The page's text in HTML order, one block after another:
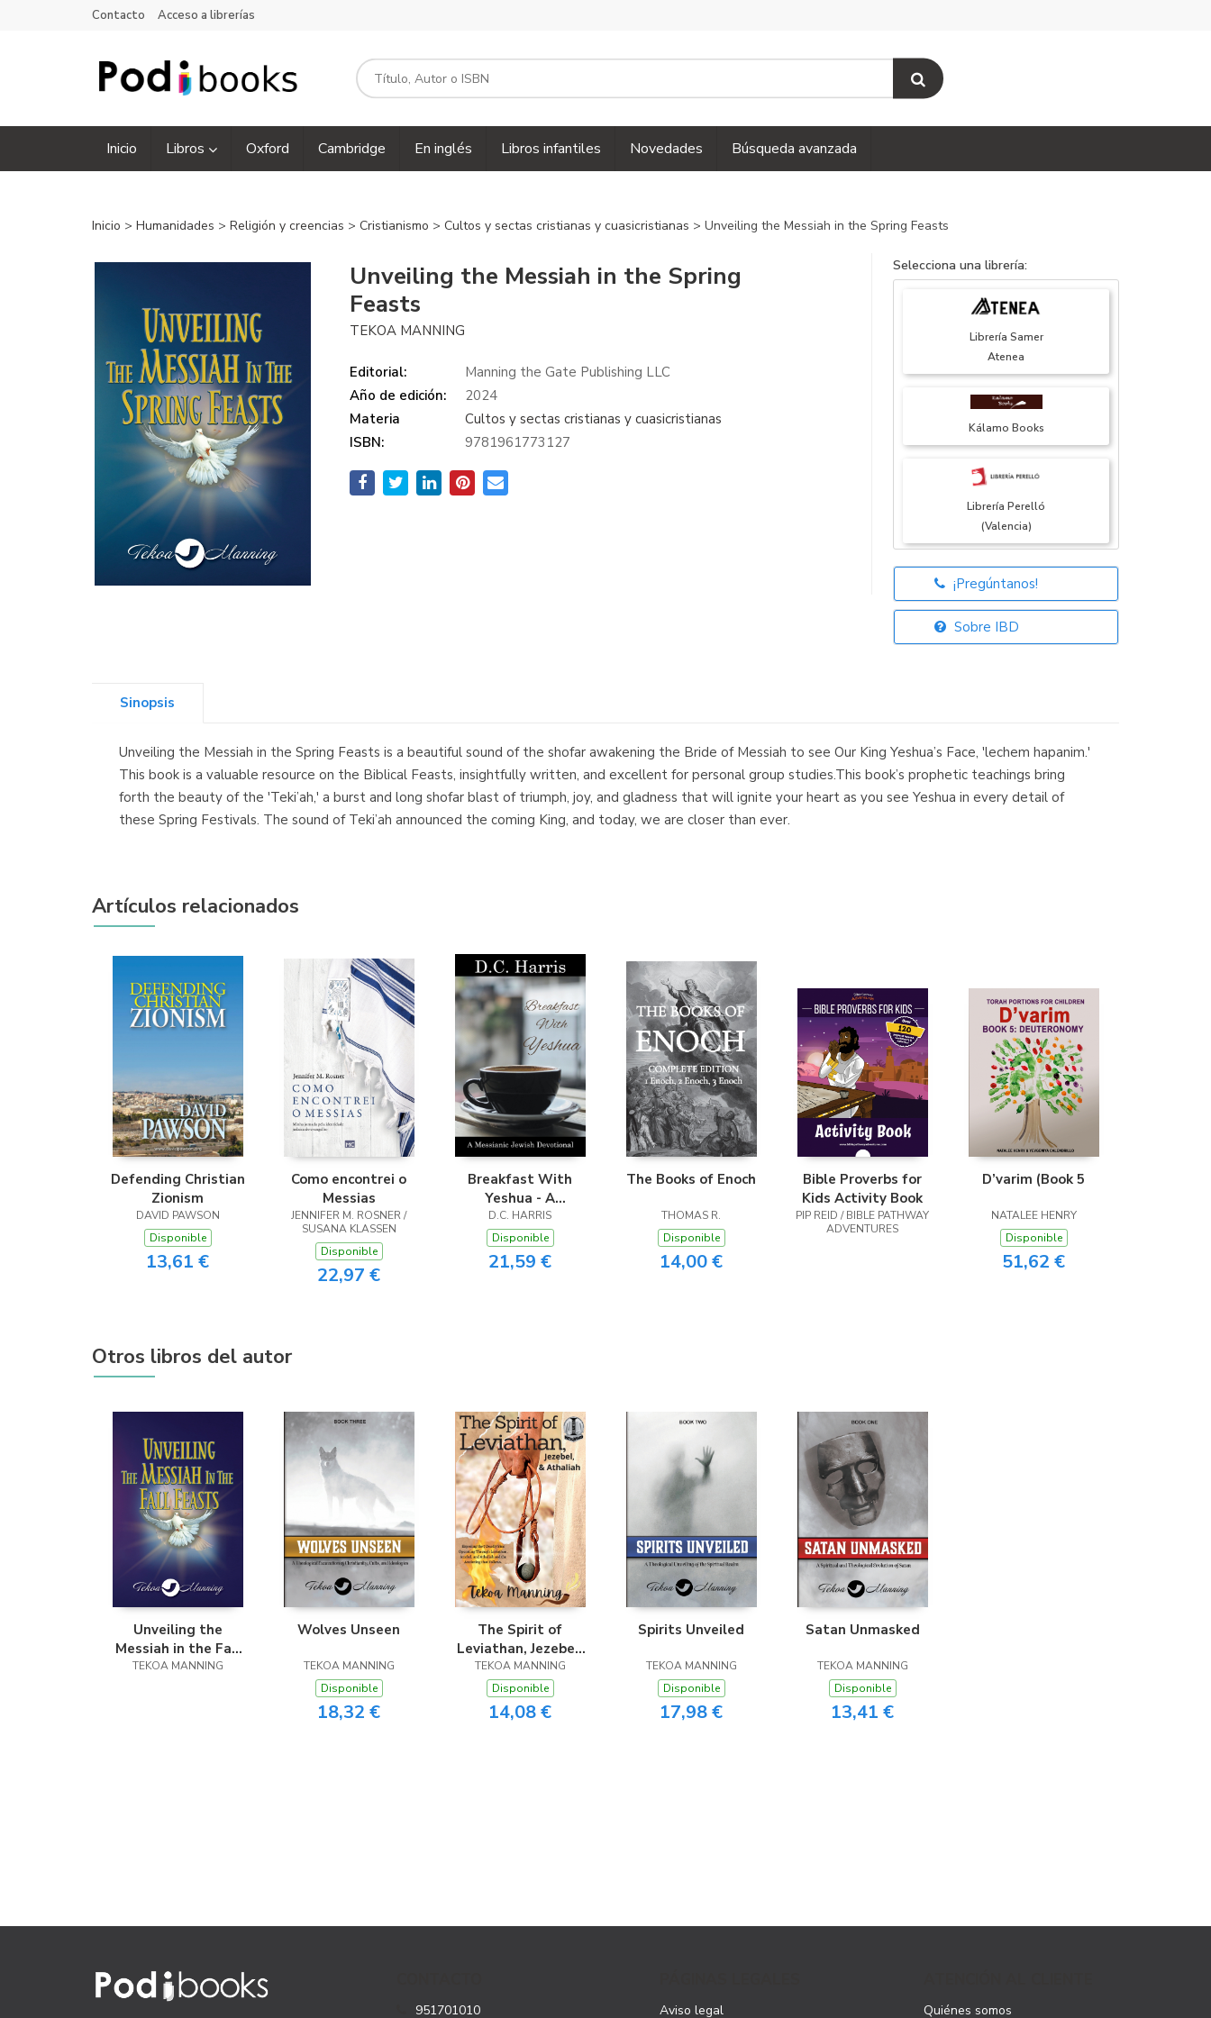
Contacto Acceso a librerías
Inicio Libros Oxford Cambridge En inglés Libros infantiles Novedades Búsqueda avanzada
Inicio > Humanidades > Religión y creencias > Cristianismo > Cultos y sectas cristianas y cuasicristianas > Unveiling the Messiah in the Spring Feasts
Unveiling the Messiah in the Spring
Feasts
TEKOA MANNING
Editorial:
Manning the Gate Publishing LLC
Año de edición:
2024
Materia
Cultos y sectas cristianas y cuasicristianas
ISBN:
9781961773127
Selecciona una librería:
Librería Samer
Atenea
Kálamo Books
Librería Perelló
(Valencia)
Librería Elías
(Asturias)
¡Pregúntanos!
Sobre IBD
Sinopsis
Unveiling the Messiah in the Spring Feasts is a beautiful sound of the shofar awakening the Bride of Messiah to see Our King Yeshua’s Face, 'lechem hapanim.'
This book is a valuable resource on the Biblical Feasts, insightfully written, and excellent for personal group studies.This book’s prophetic teachings bring
forth the beauty of the 'Teki’ah,' a burst and long shofar blast of triumph, joy, and gladness that will ignite your heart as you see Yeshua in every detail of
these Spring Festivals. The sound of Teki’ah announced the coming King, and today, we are closer than ever.
Artículos relacionados
Defending Christian
Zionism
DAVID PAWSON
Disponible
13,61 €
Como encontrei o
Messias
JENNIFER M. ROSNER /
SUSANA KLASSEN
Disponible
22,97 €
Breakfast With
Yeshua - A
Messianic Jewish
Devotional
D.C. HARRIS
Disponible
21,59 €
The Books of Enoch
THOMAS R.
Disponible
14,00 €
Bible Proverbs for
Kids Activity Book
PIP REID / BIBLE PATHWAY
ADVENTURES
D’varim (Book 5
NATALEE HENRY
Disponible
51,62 €
Otros libros del autor
Unveiling the
Messiah in the Fall
Feasts
TEKOA MANNING
Wolves Unseen
TEKOA MANNING
Disponible
18,32 €
The Spirit of
Leviathan, Jezebel,
and Athaliah
TEKOA MANNING
Disponible
14,08 €
Spirits Unveiled
TEKOA MANNING
Disponible
17,98 €
Satan Unmasked
TEKOA MANNING
Disponible
13,41 €
951701010 Aviso legal Quiénes somos